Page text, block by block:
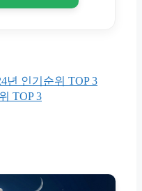
년 인기순위 TOP 3
TOP 3